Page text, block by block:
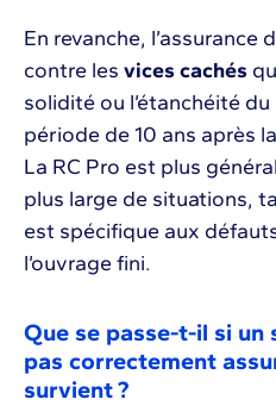
En revanche, l’assurance
contre les vices cachés
solidité ou l’étanchéité
période de 10 ans après
La RC Pro est plus
plus large de situations,
est spécifique aux
l’ouvrage fini.
Que se passe-t-il si un
pas correctement
survient ?